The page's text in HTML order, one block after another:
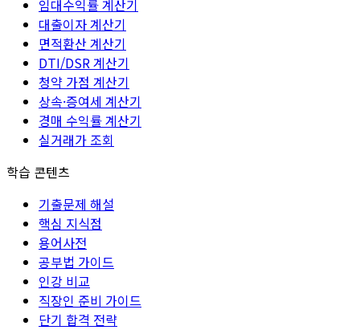
임대수익률 계산기
대출이자 계산기
면적환산 계산기
DTI/DSR 계산기
청약 가점 계산기
상속·증여세 계산기
경매 수익률 계산기
실거래가 조회
학습 콘텐츠
기출문제 해설
핵심 지식점
용어사전
공부법 가이드
인강 비교
직장인 준비 가이드
단기 합격 전략